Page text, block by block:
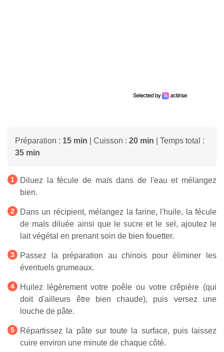
Préparation : 15 min | Cuisson : 20 min | Temps total :
35 min
Diluez la fécule de maïs dans de l'eau et mélangez
bien.
Dans un récipient, mélangez la farine, l'huile, la fécule
de maïs diluée ainsi que le sucre et le sel, ajoutez le
lait végétal en prenant soin de bien fouetter.
Passez la préparation au chinois pour éliminer les
éventuels grumeaux.
Huilez légèrement votre poêle ou votre crêpière (qui
doit d'ailleurs être bien chaude), puis versez une
louche de pâte.
Répartissez la pâte sur toute la surface, puis laissez
cuire environ une minute de chaque côté.